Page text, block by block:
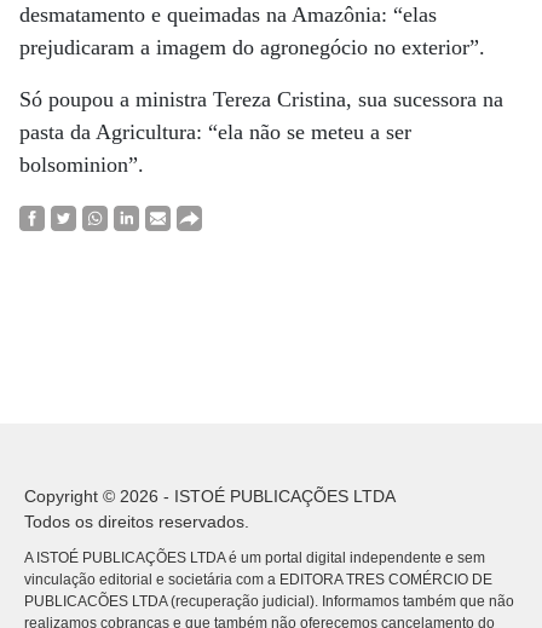
desmatamento e queimadas na Amazônia: “elas
prejudicaram a imagem do agronegócio no exterior”.
Só poupou a ministra Tereza Cristina, sua sucessora na
pasta da Agricultura: “ela não se meteu a ser
bolsominion”.
Copyright © 2026 - ISTOÉ PUBLICAÇÕES LTDA
Todos os direitos reservados.
A ISTOÉ PUBLICAÇÕES LTDA é um portal digital independente e sem
vinculação editorial e societária com a EDITORA TRES COMÉRCIO DE
PUBLICACÕES LTDA (recuperação judicial). Informamos também que não
realizamos cobranças e que também não oferecemos cancelamento do